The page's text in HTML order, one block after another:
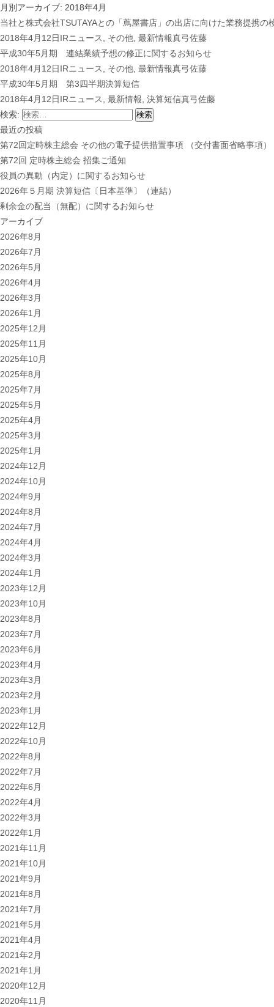
月別アーカイブ: 2018年4月
当社と株式会社TSUTAYAとの「蔦屋書店」の出店に向けた業務提携の
2018年4月12日IRニュース その他 最新情報真弓佐藤
平成30年5月期 連結業績予想の修正に関するお知らせ
2018年4月12日IRニュース その他 最新情報真弓佐藤
平成30年5月期 第3四半期決算短信
2018年4月12日IRニュース 最新情報 決算短信真弓佐藤
検索:
最近の投稿
第72回定時株主総会 その他の電子提供措置事項 （交付書面省略事項）
第72回 定時株主総会 招集ご通知
役員の異動（内定）に関するお知らせ
2026年５月期 決算短信〔日本基準〕（連結）
剰余金の配当（無配）に関するお知らせ
アーカイブ
2026年8月
2026年7月
2026年5月
2026年4月
2026年3月
2026年1月
2025年12月
2025年11月
2025年10月
2025年8月
2025年7月
2025年5月
2025年4月
2025年3月
2025年1月
2024年12月
2024年10月
2024年9月
2024年8月
2024年7月
2024年4月
2024年3月
2024年1月
2023年12月
2023年10月
2023年8月
2023年7月
2023年6月
2023年4月
2023年3月
2023年2月
2023年1月
2022年12月
2022年10月
2022年8月
2022年7月
2022年6月
2022年4月
2022年3月
2022年1月
2021年11月
2021年10月
2021年9月
2021年8月
2021年7月
2021年5月
2021年4月
2021年2月
2021年1月
2020年12月
2020年11月